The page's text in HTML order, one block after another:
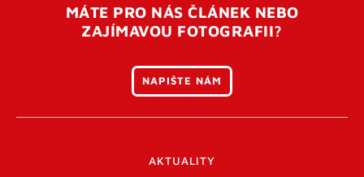
otevření tohoto odkazu se váš účet ověří a můžete se
přihlásit. Nezapomeňte zkontrolovat složku SPAM ve
MÁTE PRO NÁS ČLÁNEK NEBO
ZAJÍMAVOU FOTOGRAFII?
NAPIŠTE NÁM
AKTUALITY